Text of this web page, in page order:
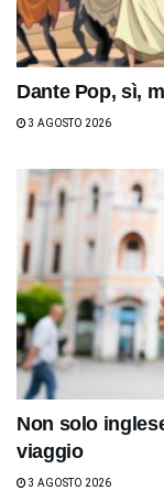
Dante Pop, sì,
3 AGOSTO 2026
Non solo
viaggio
3 AGOSTO 2026